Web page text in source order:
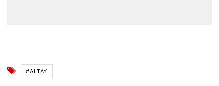
#ALTAY